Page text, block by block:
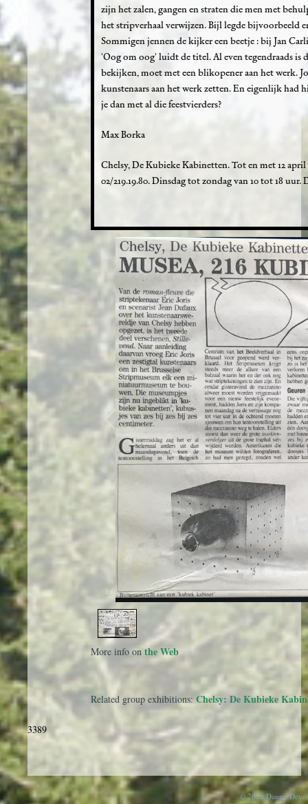
zijn het zalen, gangen en straten die men met
het stripverhaal verwijzen. Bijl legde bijvoorbeeld
Sommigen jennen de kijker een beetje : bij Jan
'Oog om oog' luidt de titel. Al even tegendraads is
bekijken, moet met een blikopener aan het werk.
kunstenaars aan het werk zetten. En eigenlijk
je dan met al die feestvierders?
Max Borka
Chelsy, De Kubieke Kabinetten. Tot en met 12
02/219.19.80. Dinsdag tot zondag van 10 tot 18 uur.
1 / 1
More info onthe Web
Related group exhibitions:Chelsy: De Kubieke
3389
© 2026 Danny